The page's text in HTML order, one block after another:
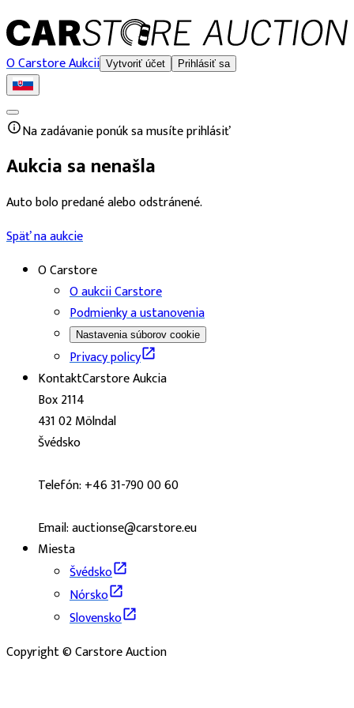
O Carstore Aukcii Vytvoriť účet Prihlásiť sa
Na zadávanie ponúk sa musíte prihlásiť
Aukcia sa nenašla
Auto bolo predané alebo odstránené.
Späť na aukcie
O Carstore
O aukcii Carstore
Podmienky a ustanovenia
Nastavenia súborov cookie
Privacy policy
KontaktCarstore Aukcia
Box 2114
431 02 Mölndal
Švédsko
Telefón: +46 31-790 00 60
Email: auctionse@carstore.eu
Miesta
Švédsko
Nórsko
Slovensko
Copyright © Carstore Auction